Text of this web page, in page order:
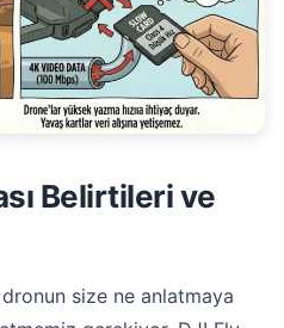
Belirtileri ve
size ne anlatmaya